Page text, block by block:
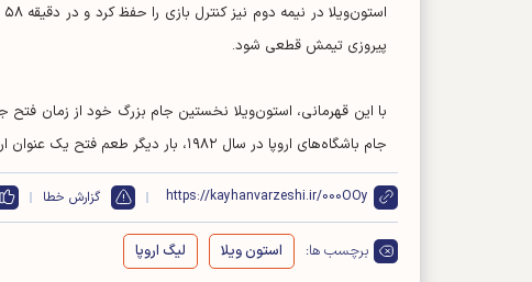
پیروزی تیمش قطعی شود.
جام باشگاه‌های اروپا در سال ۱۹۸۲، بار دیگر طعم فتح یک عنوان اروپایی را چشید.
https://kayhanvarzeshi.ir/000OOy گزارش خطا
برچسب ها: استون ویلا لیگ اروپا